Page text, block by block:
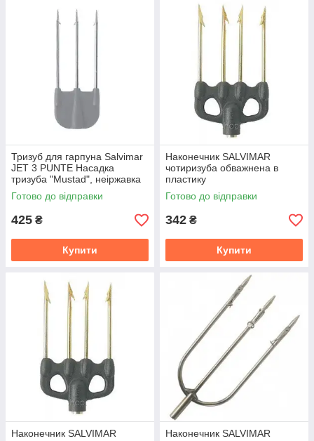
Тризуб для гарпуна Salvimar
JET 3 PUNTE Насадка
тризуба "Mustad", неіржавка
на нейлоні
Готово до відправки
425 ₴
Купити
Наконечник SALVIMAR
чотиризуба обважнена в
пластику
Готово до відправки
342 ₴
Купити
Наконечник SALVIMAR
Наконечник SALVIMAR